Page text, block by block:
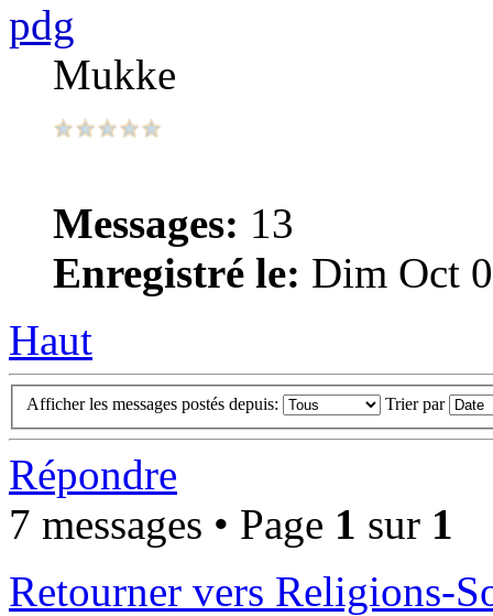
pdg
Mukke
Messages: 13
Enregistré le: Dim Oct
Haut
Afficher les messages postés depuis: Trier par
Répondre
7 messages • Page 1 sur 1
Retourner vers Religions-